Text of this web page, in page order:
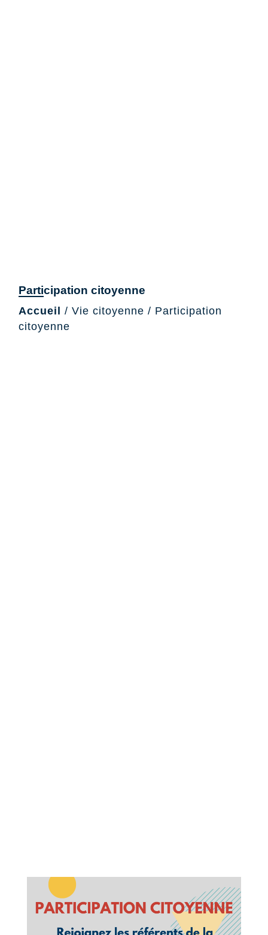
Participation citoyenne
Accueil / Vie citoyenne / Participation
citoyenne